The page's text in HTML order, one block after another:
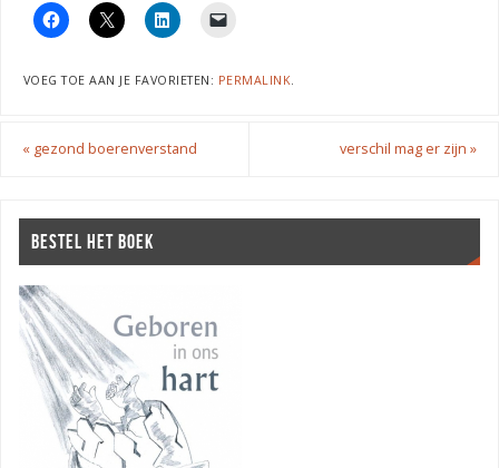
VOEG TOE AAN JE FAVORIETEN: PERMALINK.
«gezond boerenverstand verschil mag er zijn»
BESTEL HET BOEK